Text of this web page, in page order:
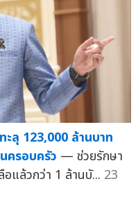
ลุ 123,000 ล้านบาท
ครอบครัว — ช่วยรักษา
แล้วกว่า 1 ล้านบั... 23